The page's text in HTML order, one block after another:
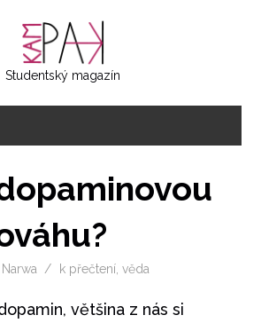
Studentský magazín
k přečtení, věda
většina z nás si